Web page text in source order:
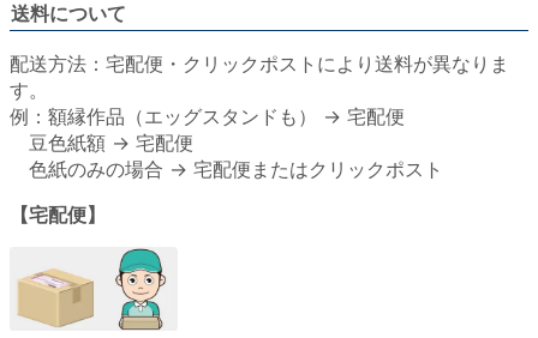
送料について
配送方法：宅配便・クリックポストにより送料が異なりま
す。
例：額縁作品（エッグスタンドも） → 宅配便
豆色紙額 → 宅配便
色紙のみの場合 → 宅配便またはクリックポスト
【宅配便】